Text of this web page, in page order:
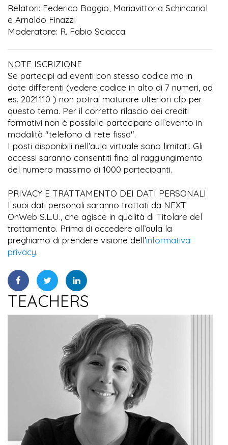
Relatori: Federico Baggio, Mariavittoria Schincariol
e Arnaldo Finazzi
Moderatore: R. Fabio Sciacca
NOTE ISCRIZIONE
Se partecipi ad eventi con stesso codice ma in
date differenti (vedere codice in alto di 7 numeri, ad
es. 2021.110 ) non potrai maturare ulteriori cfp per
questo tema. Per il corretto rilascio dei crediti
formativi non è possibile partecipare all’evento in
modalità "telefono di rete fissa".
I posti disponibili nell’aula virtuale sono limitati. Gli
accessi saranno consentiti fino al raggiungimento
del numero massimo di 1000 partecipanti.
PRIVACY E TRATTAMENTO DEI DATI PERSONALI
I suoi dati personali saranno trattati da NEXT
OnWeb S.L.U., che agisce in qualità di Titolare del
trattamento. Prima di accedere all’aula la
preghiamo di prendere visione dell’informativa
privacy.
TEACHERS